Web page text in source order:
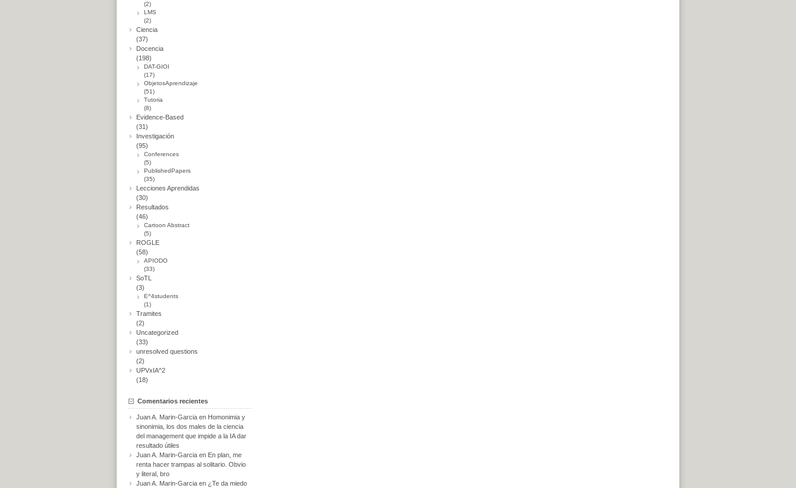
(2)
LMS
(2)
Ciencia
(37)
Docencia
(198)
DAT-GIOI
(17)
ObjetosAprendizaje
(51)
Tutoria
(8)
Evidence-Based
(31)
Investigación
(95)
Conferences
(5)
PublishedPapers
(35)
Lecciones Aprendidas
(30)
Resultados
(46)
Cartoon Abstract
(5)
ROGLE
(58)
APIODO
(33)
SoTL
(3)
E^4students
(1)
Tramites
(2)
Uncategorized
(33)
unresolved questions
(2)
UPVxIA^2
(18)
Comentarios recientes
Juan A. Marin-Garcia en Homonimia y
sinonimia, los dos males de la ciencia
del management que impide a la IA dar
resultado útiles
Juan A. Marin-Garcia en En plan, me
renta hacer trampas al solitario. Obvio
y literal, bro
Juan A. Marin-Garcia en ¿Te da miedo